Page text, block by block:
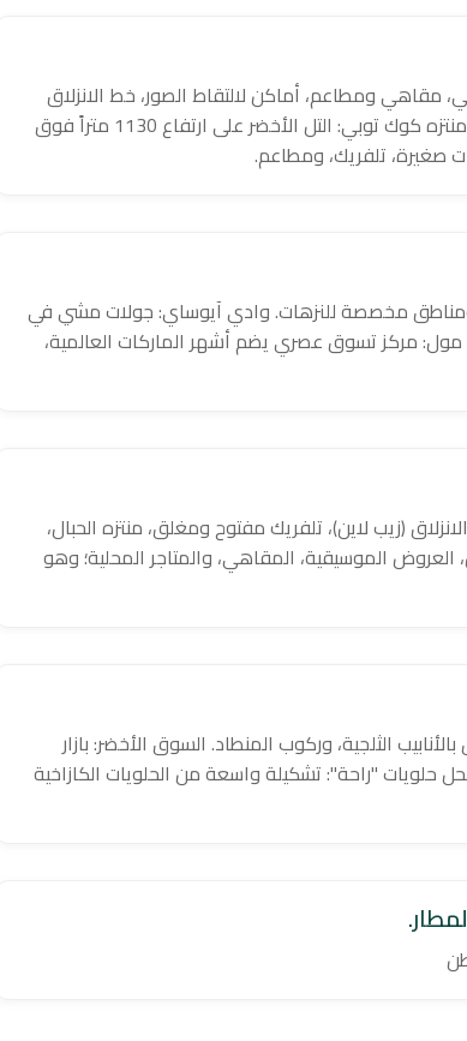
مقاهي ومطاعم، أماكن لالتقاط الصور، خط الانزلاق
(زيب لاين)، ركوب الخيل، التزلج على الجليد، وركوب السنوبورد. منتزه كوك توبي: التل الأخضر على ارتفاع 1130 متراً فوق
صغيرة، تلفريك، ومطاعم.
ومناطق مخصصة للنزهات. وادي آيوساي: جولات مشي في
مول: مركز تسوق عصري يضم أشهر الماركات العالمية،
(زيب لاين)، تلفريك مفتوح ومغلق، منتزه الحبال،
الموسيقية، المقاهي، والمتاجر المحلية؛ وهو
الثلجية، وركوب المنطاد. السوق الأخضر: بازار
حلويات "راحة": تشكيلة واسعة من الحلويات الكازاخية